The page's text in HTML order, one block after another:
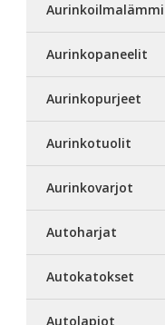
Aurinkopaneelit
Aurinkopurjeet
Aurinkotuolit
Aurinkovarjot
Autoharjat
Autokatokset
Autolapiot